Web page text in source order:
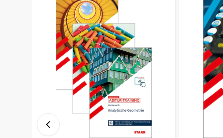
DasBesondeream interaktiven Training: Jede
sodass sich die Trainingsmöglichkeiten
Hinweis:Alle Inhalte auf der Plattform MySTARK
➔ Machen Sie den ersten Schritt in Richtung